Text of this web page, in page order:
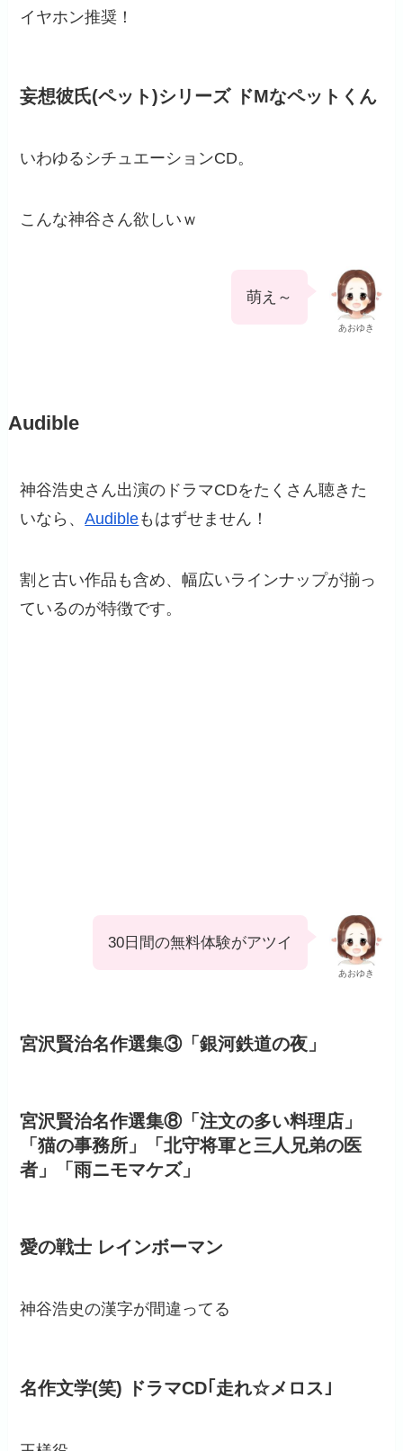
イヤホン推奨！
妄想彼氏(ペット)シリーズ ドMなペットくん
いわゆるシチュエーションCD。
こんな神谷さん欲しいｗ
あおゆき
萌え～
Audible
神谷浩史さん出演のドラマCDをたくさん聴きた
いなら、Audibleもはずせません！
割と古い作品も含め、幅広いラインナップが揃っ
ているのが特徴です。
あおゆき
30日間の無料体験がアツイ
宮沢賢治名作選集③「銀河鉄道の夜」
宮沢賢治名作選集⑧「注文の多い料理店」
「猫の事務所」「北守将軍と三人兄弟の医
者」「雨ニモマケズ」
愛の戦士 レインボーマン
神谷浩史の漢字が間違ってる
名作文学(笑) ドラマCD｢走れ☆メロス｣